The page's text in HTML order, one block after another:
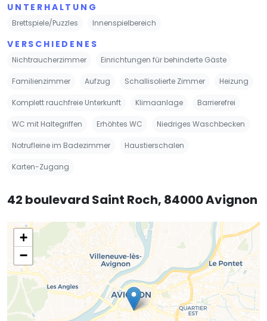
UNTERHALTUNG
Brettspiele/Puzzles Innenspielbereich
VERSCHIEDENES
Nichtraucherzimmer Einrichtungen für behinderte Gäste
Familienzimmer Aufzug Schallisolierte Zimmer Heizung
Komplett rauchfreie Unterkunft Klimaanlage Barrierefrei
WC mit Haltegriffen Erhöhtes WC Niedriges Waschbecken
Notrufleine im Badezimmer Haustierschalen
Karten-Zugang
42 boulevard Saint Roch, 84000 Avignon
+
−